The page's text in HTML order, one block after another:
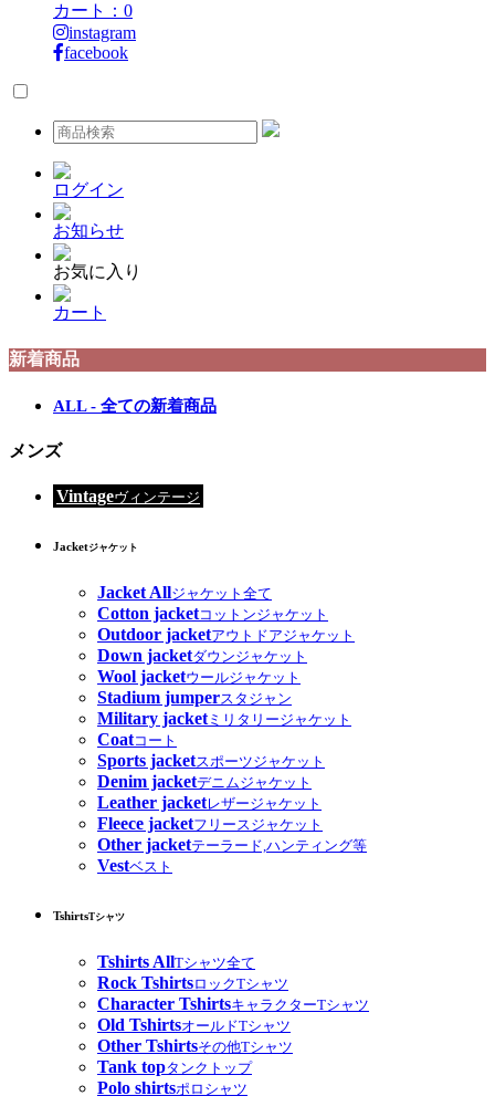
カート： 0
instagram
facebook
ログイン
お知らせ
お気に入り
カート
新着商品
ALL - 全ての新着商品
メンズ
Vintageヴィンテージ
Jacketジャケット
Jacket Allジャケット全て
Cotton jacketコットンジャケット
Outdoor jacketアウトドアジャケット
Down jacketダウンジャケット
Wool jacketウールジャケット
Stadium jumperスタジャン
Military jacketミリタリージャケット
Coatコート
Sports jacketスポーツジャケット
Denim jacketデニムジャケット
Leather jacketレザージャケット
Fleece jacketフリースジャケット
Other jacketテーラード,ハンティング等
Vestベスト
TshirtsTシャツ
Tshirts AllTシャツ全て
Rock TshirtsロックTシャツ
Character TshirtsキャラクターTシャツ
Old TshirtsオールドTシャツ
Other Tshirtsその他Tシャツ
Tank topタンクトップ
Polo shirtsポロシャツ